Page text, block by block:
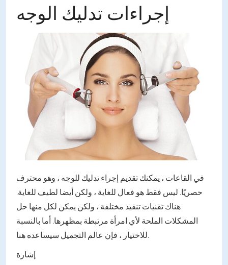
إجراءات تدليك الوجه
في القاعات ، يمكنك تقديم إجراء تدليك للوجه ، وهو محترف
حصريًا. ليس فقط هو فعال للغاية ، ولكن أيضا لطيف للغاية.
هناك تقنيات تنفيذ مختلفة ، ولكن يمكن لكل منها حل
المشكلات الملحة لأي امرأة مرتبطة بمظهرها. أما بالنسبة
للاختيار ، فإن عالم التجميل سيساعده هنا.
إشارة